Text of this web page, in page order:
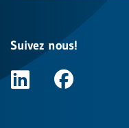
Suivez nous!